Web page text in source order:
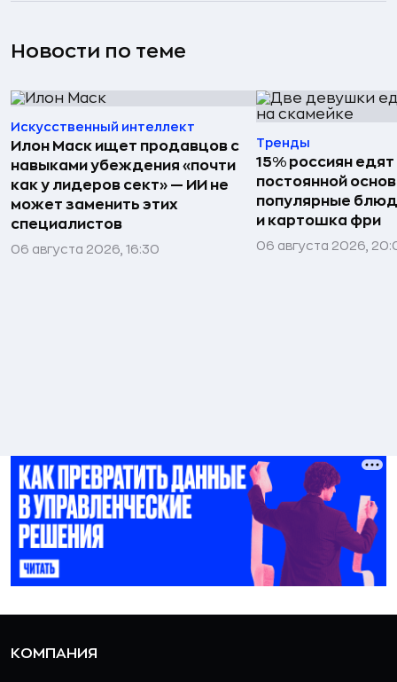
Новости по теме
Искусственный интеллект
Илон Маск ищет продавцов с
навыками убеждения «почти
как у лидеров сект» — ИИ не
может заменить этих
специалистов
06 августа 2026, 16:30
Тренды
15% россиян
постоянной
популярные
и картошка фри
06 августа 2026,
КОМПАНИЯ